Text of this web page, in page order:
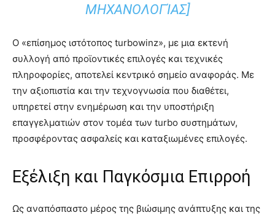
ΜΗΧΑΝΟΛΟΓΊΑΣ]
Ο «επίσημος ιστότοπος turbowinz», με μια εκτενή
συλλογή από προϊοντικές επιλογές και τεχνικές
πληροφορίες, αποτελεί κεντρικό σημείο αναφοράς. Με
την αξιοπιστία και την τεχνογνωσία που διαθέτει,
υπηρετεί στην ενημέρωση και την υποστήριξη
επαγγελματιών στον τομέα των turbo συστημάτων,
προσφέροντας ασφαλείς και καταξιωμένες επιλογές.
Εξέλιξη και Παγκόσμια Επιρροή
Ως αναπόσπαστο μέρος της βιώσιμης ανάπτυξης και της